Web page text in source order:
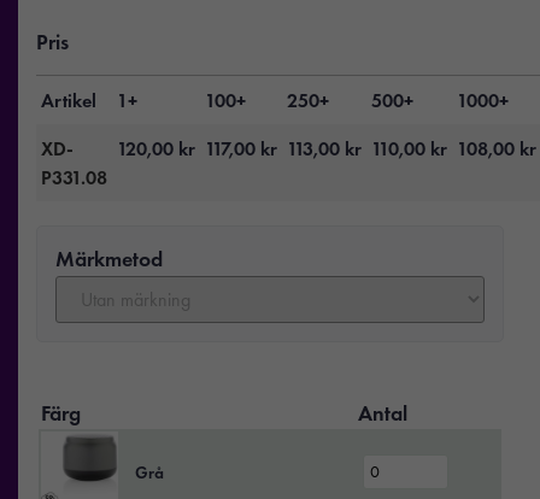
Pris
Artikel 1+ 100+ 250+ 500+
1000+
XD-
P331.08
120,00 kr 117,00 kr 113,00 kr 110,00 kr 108,00 kr
Märkmetod
Färg Antal
Grå